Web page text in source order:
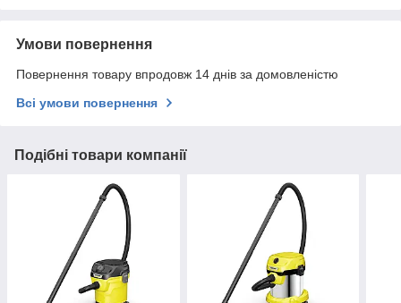
Умови повернення
Повернення товару впродовж 14 днів за домовленістю
Всі умови повернення
Подібні товари компанії